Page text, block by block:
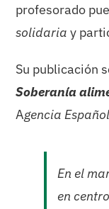
profesorado
solidaria y
Su publicación
Soberanía
Agencia
En el
en